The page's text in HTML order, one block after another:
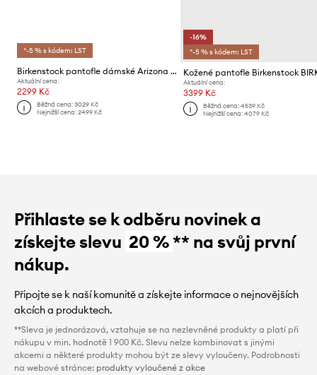
*-5 % s kódem: LST
Birkenstock pantofle dámské Arizona Big Buckle
Aktuální cena:
2299 Kč
Běžná cena:3029 Kč
Nejnižší cena:2499 Kč
-16%
*-5 % s kódem: LST
Aktuální cena:
3399 Kč
Běžná cena: 4539 Kč
Nejnižší cena: 4079 Kč
Přihlaste se k odběru novinek a
získejte slevu 20 %** na svůj první
nákup.
Připojte se k naší komunitě a získejte informace o nejnovějších
akcích a produktech.
**Sleva je jednorázová, vztahuje se na nezlevněné produkty a platí při
nákupu v min. hodnotě 1 900 Kč. Slevu nelze kombinovat s jinými
akcemi a některé produkty mohou být ze slevy vyloučeny. Podrobnosti
na webové stránce: produkty vyloučené z akce